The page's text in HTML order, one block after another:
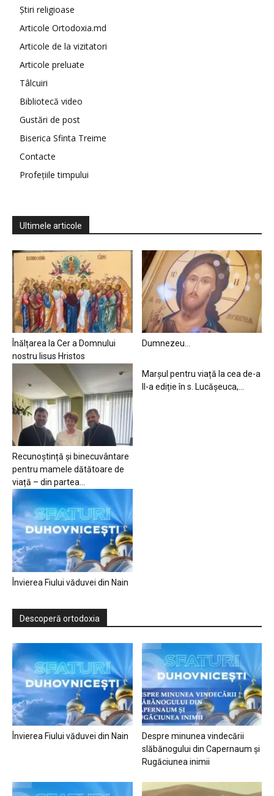
Știri religioase
Articole Ortodoxia.md
Articole de la vizitatori
Articole preluate
Tâlcuiri
Bibliotecă video
Gustări de post
Biserica Sfinta Treime
Contacte
Profețiile timpului
Ultimele articole
Înălțarea la Cer a Domnului
nostru Iisus Hristos
Dumnezeu…
Recunoștință și binecuvântare
pentru mamele dătătoare de
viață – din partea...
Marșul pentru viață la cea de-a
II-a ediție în s. Lucășeuca,...
Învierea Fiului văduvei din Nain
Descoperă ortodoxia
Învierea Fiului văduvei din Nain
Despre minunea vindecării
slăbănogului din Capernaum și
Rugăciunea inimii